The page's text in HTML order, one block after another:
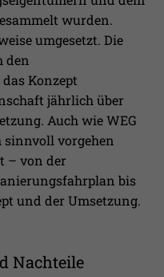
wurden.
umgesetzt. Die
den
Konzept
jährlich über
Auch wie WEG
sinnvoll vorgehen
– von der
bis
und der Umsetzung.
Nachteile